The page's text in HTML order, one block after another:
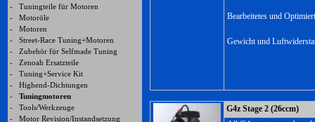
- Tuningteile für Motoren
- Motoröle
- Motoren
- Street-Race Tuning+Motoren
- Zubehör für Selfmade Tuning
- Zenoah Ersatzteile
- Tuning+Service Kit
- Highend-Dichtungen
- Tuningmotoren
- Tools/Werkzeuge
- Motor Revision/Instandsetzung
Bearbeitetes und
Gewicht und
G4z Stage 2 (26ccm)